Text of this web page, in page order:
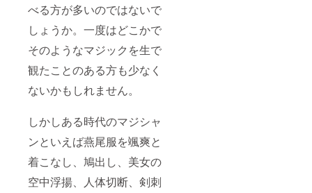
べる方が多いのではないで
しょうか。一度はどこかで
そのようなマジックを生で
観たことのある方も少なく
ないかもしれません。
しかしある時代のマジシャ
ンといえば燕尾服を颯爽と
着こなし、鳩出し、美女の
空中浮揚、人体切断、剣刺